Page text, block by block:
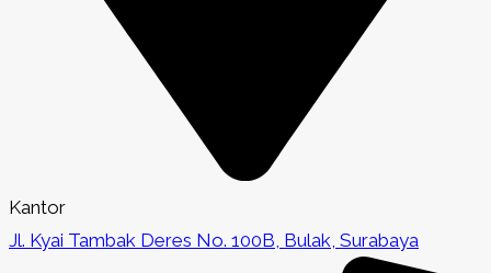
Kantor
Jl. Kyai Tambak Deres No. 100B, Bulak, Surabaya